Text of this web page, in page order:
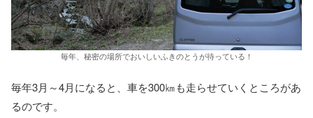
毎年、秘密の場所でおいしいふきのとうが待っている！
毎年3月～4月になると、車を300㎞も走らせていくところがあ
るのです。